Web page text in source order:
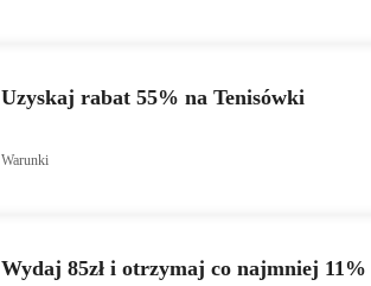
Uzyskaj rabat 55% na Tenisówki
Warunki
Wydaj 85zł i otrzymaj co najmniej